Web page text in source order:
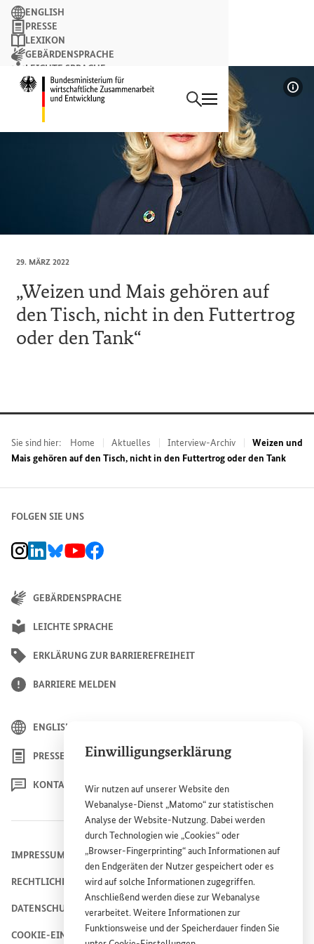
Einwilligungserklärung
Wir nutzen auf unsererWebsite den
Webanalyse-Dienst „Matomo“ zur statistischen
Analyse derWebsite-Nutzung. Dabei werden
durch Technologien wie „Cookies“ oder
„Browser-Fingerprinting“ auch Informationen auf
den Endgeräten der Nutzer gespeichert oder es
wird auf solche Informationen zugegriffen.
Anschließend werden diese zur Webanalyse
verarbeitet. Weitere Informationen zur
Funktionsweise und der Speicherdauer finden Sie
Startseite des
Suchbegriff
Suchen
ENGLISH
PRESSE
LEXIKON
GEBÄRDENSPRACHE
LEICHTE SPRACHE
NEWSLETTER
29. MÄRZ 2022
„Weizen und Mais gehören auf
den Tisch, nicht in den Futtertrog
oder den Tank“
Sie sind hier: Home Aktuelles Interview-Archiv
Weizen und
Mais gehören auf den Tisch, nicht in den Futtertrog oder den Tank
FOLGEN SIE UNS
BMZ Instagram-Kanal, Externer Link
BMZ LinkedIn Unternehmensseite, Externer Link
BMZ Bluesky-Seite, Externer Link
BMZ Youtube-Kanal, Externer Link
BMZ Facebook-Seite, Externer Link
GEBÄRDENSPRACHE
LEICHTE SPRACHE
ERKLÄRUNG ZUR BARRIEREFREIHEIT
BARRIERE MELDEN
ENGLISH
PRESSE
KONTAKT
IMPRESSUM
RECHTLICHE HINWEISE
DATENSCHUTZHINWEIS
COOKIE-EINSTELLUNGEN